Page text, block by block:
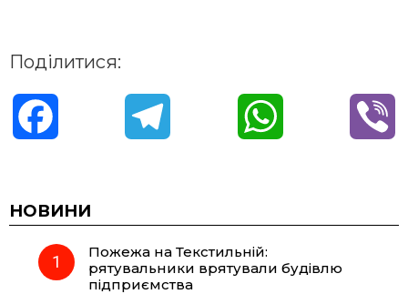
Поділитися:
c
e e
НОВИНИ
Пожежа на Текстильній:
рятувальники врятували будівлю
підприємства